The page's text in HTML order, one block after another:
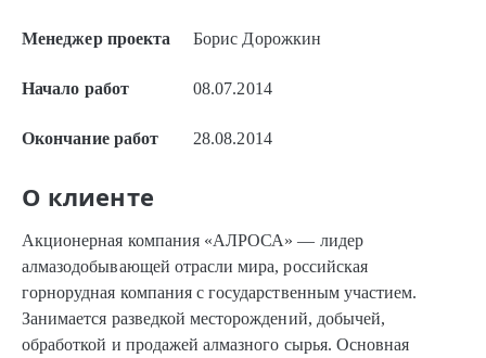
Менеджер проекта Борис Дорожкин
Начало работ 08.07.2014
Окончание работ 28.08.2014
О клиенте
Акционерная компания «АЛРОСА» — лидер
алмазодобывающей отрасли мира, российская
горнорудная компания с государственным участием.
Занимается разведкой месторождений, добычей,
обработкой и продажей алмазного сырья. Основная